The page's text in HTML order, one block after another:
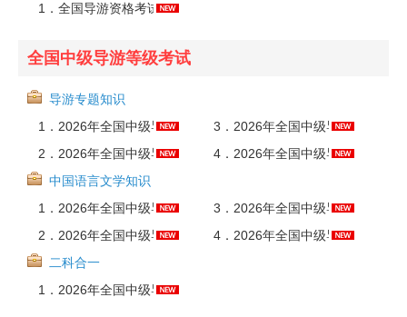
1． 全国导游资格考试全科精讲班（湖南）【备考指导+教材精讲】
全国中级导游等级考试
导游专题知识
1． 2026年全国中级导游等级考试《导游知识专题》全套资料【考点手册＋真题精选＋题库＋考前冲刺】 3． 2026年全国中级导游等级考试《导游知识专题》题库【真题精选＋章节题库】AI讲解
2． 2026年全国中级导游等级考试《导游知识专题》考点手册AI讲解 4． 2026年全国中级导游等级考试《导游知识专题》考前冲刺卷AI讲解
中国语言文学知识
1． 2026年全国中级导游等级考试《汉语言文学知识》全套资料【考点手册＋真题精选＋题库＋考前冲刺】 3． 2026年全国中级导游等级考试《汉语言文学知识》题库【真题精选＋章节题库】AI讲解
2． 2026年全国中级导游等级考试《汉语言文学知识》考点手册AI讲解 4． 2026年全国中级导游等级考试《汉语言文学知识》考前冲刺卷AI讲解
二科合一
1． 2026年全国中级导游等级考试（二科合一）题库【真题精选＋章节题库】AI讲解